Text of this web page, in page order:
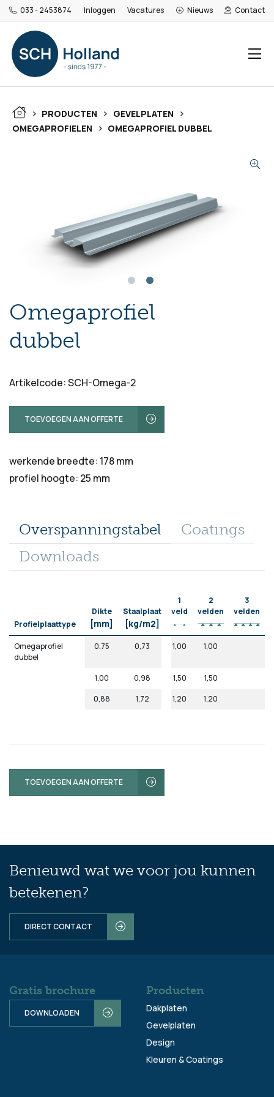
033 - 2453874 Inloggen Vacatures Nieuws Contact
> PRODUCTEN > GEVELPLATEN >
OMEGAPROFIELEN > OMEGAPROFIEL DUBBEL
Omegaprofiel
dubbel
Artikelcode: SCH-Omega-2
TOEVOEGEN AAN OFFERTE
werkende breedte: 178 mm
profiel hoogte: 25 mm
Overspanningstabel
Coatings
Downloads
Profielplaattype
Dikte
[mm]
Staalplaat
[kg/m2]
1
veld
2
velden
3
velden
Omegaprofiel
dubbel
0,75 0,73 1,00 1,00
1,00 0,98 1,50
1,50
0,88
1,72 1,20 1,20
TOEVOEGEN AAN OFFERTE
Benieuwd wat we voor jou kunnen
betekenen?
DIRECT CONTACT
Gratis brochure
DOWNLOADEN
Producten
Dakplaten
Gevelplaten
Design
Kleuren & Coatings